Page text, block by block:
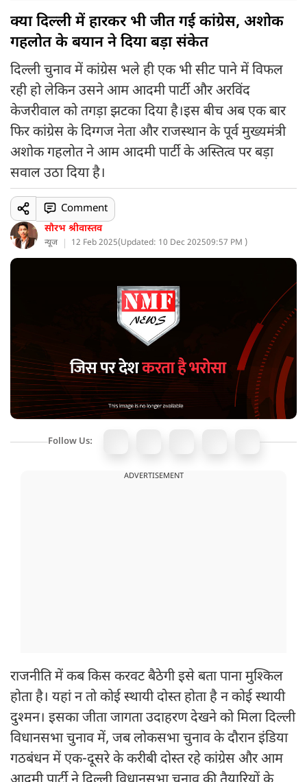
क्या दिल्ली में हारकर भी जीत गई कांग्रेस, अशोक
गहलोत के बयान ने दिया बड़ा संकेत
दिल्ली चुनाव में कांग्रेस भले ही एक भी सीट पाने में विफल
रही हो लेकिन उसने आम आदमी पार्टी और अरविंद
केजरीवाल को तगड़ा झटका दिया है।इस बीच अब एक बार
फिर कांग्रेस के दिग्गज नेता और राजस्थान के पूर्व मुख्यमंत्री
अशोक गहलोत ने आम आदमी पार्टी के अस्तित्व पर बड़ा
सवाल उठा दिया है।
सौरभ श्रीवास्तव
न्यूज 12 Feb 2025(Updated: 10 Dec 202509:57 PM )
Comment
Follow Us:
ADVERTISEMENT
राजनीति में कब किस करवट बैठेगी इसे बता पाना मुश्किल
होता है। यहां न तो कोई स्थायी दोस्त होता है न कोई स्थायी
दुश्मन। इसका जीता जागता उदाहरण देखने को मिला दिल्ली
विधानसभा चुनाव में, जब लोकसभा चुनाव के दौरान इंडिया
गठबंधन में एक-दूसरे के करीबी दोस्त रहे कांग्रेस और आम